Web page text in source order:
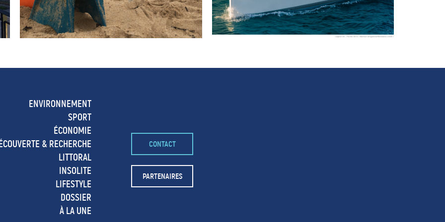
ENVIRONNEMENT
SPORT
ÉCONOMIE
& RECHERCHE
LITTORAL
INSOLITE
LIFESTYLE
DOSSIER
À LA UNE
CONTACT
PARTENAIRES